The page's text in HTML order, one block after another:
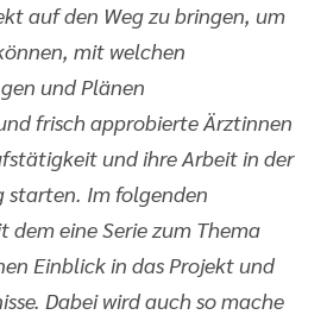
auf den Weg zu bringen, um
mit welchen
und Plänen
frisch approbierte Ärztinnen
und ihre Arbeit in der
starten. Im folgenden
eine Serie zum Thema
Einblick in das Projekt und
Dabei wird auch so mache